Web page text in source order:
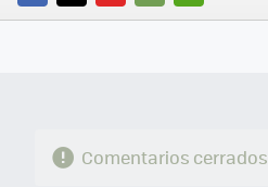
FACEBOOK
TWITTERFLIPBOARD
E-
WHATSAPP
Comentarios cerrados